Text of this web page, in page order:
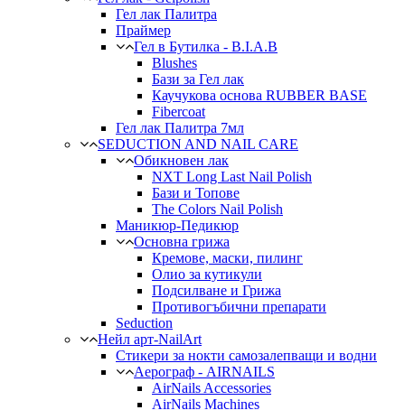
Гел лак Палитра
Праймер
Гел в Бутилка - B.I.A.B
Blushes
Бази за Гел лак
Каучукова основа RUBBER BASE
Fibercoat
Гел лак Палитра 7мл
SEDUCTION AND NAIL CARE
Обикновен лак
NXT Long Last Nail Polish
Бази и Топове
The Colors Nail Polish
Маникюр-Педикюр
Основна грижа
Кремове, маски, пилинг
Олио за кутикули
Подсилване и Грижа
Противогъбични препарати
Seduction
Нейл арт-NailArt
Стикери за нокти самозалепващи и водни
Аерограф - AIRNAILS
AirNails Accessories
AirNails Machines